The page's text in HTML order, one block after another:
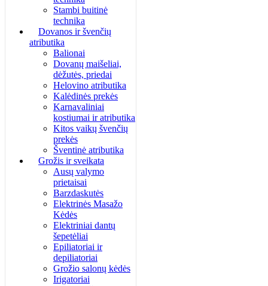
Stambi buitinė
technika
Dovanos ir švenčių
atributika
Balionai
Dovanų maišeliai,
dėžutės, priedai
Helovino atributika
Kalėdinės prekės
Karnavaliniai
kostiumai ir atributika
Kitos vaikų švenčių
prekės
Šventinė atributika
Grožis ir sveikata
Ausų valymo
prietaisai
Barzdaskutės
Elektrinės Masažo
Kėdės
Elektriniai dantų
šepetėliai
Epiliatoriai ir
depiliatoriai
Grožio salonų kėdės
Irigatoriai